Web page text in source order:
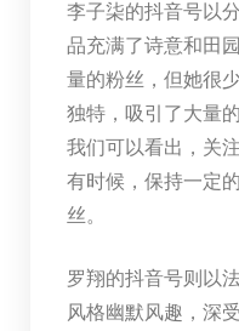
李子柒的抖音号以
品充满了诗意和田
量的粉丝，但她很
独特，吸引了大量
我们可以看出，关
有时候，保持一定
丝。
罗翔的抖音号则以
风格幽默风趣，深